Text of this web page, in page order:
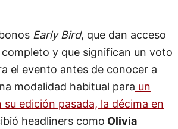
Early Bird, que dan acceso
y que significan un voto
el evento antes de conocer a
modalidad habitual para un
edición pasada, la décima en
headliners como Olivia